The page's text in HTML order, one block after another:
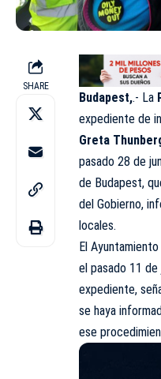
SHARE
Budapest,.- La
expediente de
Greta
pasado 28 de
de Budapest,
del Gobierno,
locales.
El
el pasado 11
expediente,
se haya
ese